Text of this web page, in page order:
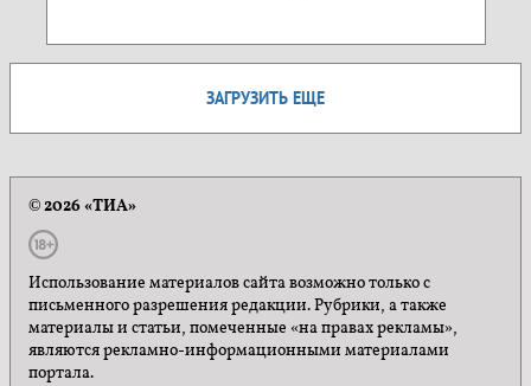
ЗАГРУЗИТЬ ЕЩЕ
© 2026 «ТИА»
Использование материалов сайта возможно только с
письменного разрешения редакции. Рубрики, а также
материалы и статьи, помеченные «на правах рекламы»,
являются рекламно-информационными материалами
портала.